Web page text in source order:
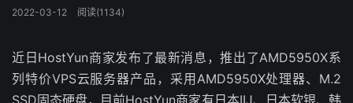
2022-03-12 阅读(1134)
近日HostYun商家发布了最新消息，推出了AMD5950X系
列特价VPS云服务器产品，采用AMD5950X处理器、M.2
SSD固态硬盘，目前HostYun商家有日本IIJ、日本软银、韩